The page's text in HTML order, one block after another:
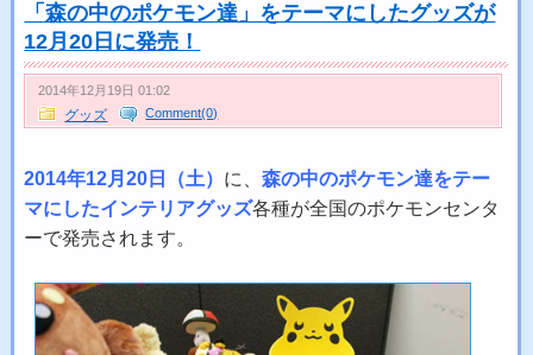
「森の中のポケモン達」をテーマにしたグッズが
12月20日に発売！
2014年12月19日 01:02
グッズ Comment(0)
2014年12月20日（土） に、森の中のポケモン達をテー
マにしたインテリアグッズ各種が全国のポケモンセンタ
ーで発売されます。